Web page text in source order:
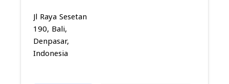
Jl Raya Sesetan
190, Bali,
Denpasar,
Indonesia